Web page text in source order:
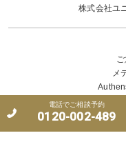
電話でご相談予約
0120-002-489
株式会社ユ
メ
ニュ